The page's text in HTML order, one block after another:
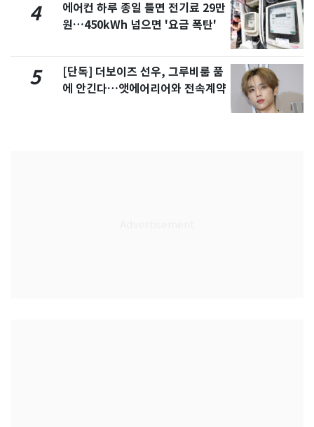
4
에어컨 하루 종일 틀면 전기료 29만
원…450kWh 넘으면 '요금 폭탄'
5
[단독] 더보이즈 선우, 그루비룸 품
에 안긴다…앳에어리어와 전속계약